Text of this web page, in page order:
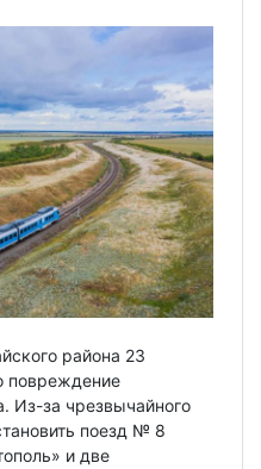
района 23
повреждение
Из-за чрезвычайного
поезд № 8
и две